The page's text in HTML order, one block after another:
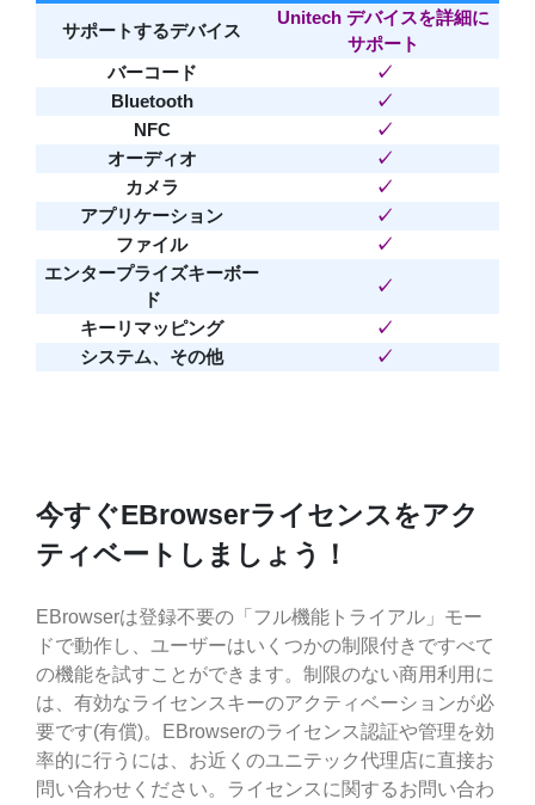
サポートするデバイス
Unitech デバイスを詳細に
サポート
バーコード
✓
Bluetooth
✓
NFC
✓
オーディオ
✓
カメラ
✓
アプリケーション
✓
ファイル
✓
エンタープライズキーボー
ド
✓
キーリマッピング
✓
システム、その他
✓
今すぐEBrowserライセンスをアク
ティベートしましょう！
EBrowserは登録不要の「フル機能トライアル」モー
ドで動作し、ユーザーはいくつかの制限付きですべて
の機能を試すことができます。制限のない商用利用に
は、有効なライセンスキーのアクティベーションが必
要です(有償)。EBrowserのライセンス認証や管理を効
率的に行うには、お近くのユニテック代理店に直接お
問い合わせください。ライセンスに関するお問い合わ